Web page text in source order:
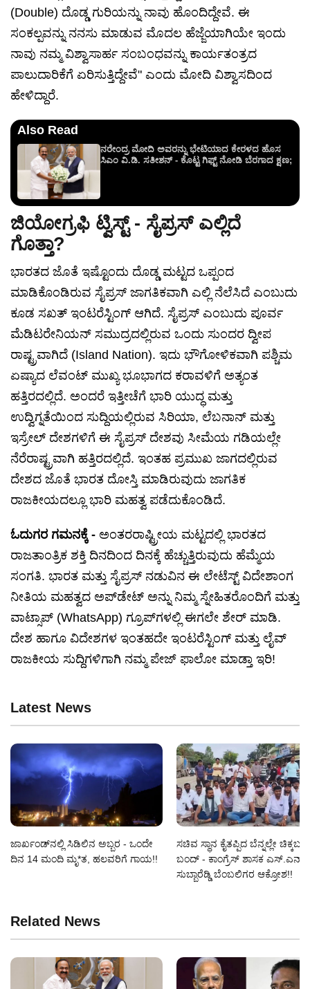
(Double) ದೊಡ್ಡ ಗುರಿಯನ್ನು ನಾವು ಹೊಂದಿದ್ದೇವೆ. ಈ
ಸಂಕಲ್ಪವನ್ನು ನನಸು ಮಾಡುವ ಮೊದಲ ಹೆಜ್ಜೆಯಾಗಿಯೇ ಇಂದು
ನಾವು ನಮ್ಮ ವಿಶ್ವಾಸಾರ್ಹ ಸಂಬಂಧವನ್ನು ಕಾರ್ಯತಂತ್ರದ
ಪಾಲುದಾರಿಕೆಗೆ ಏರಿಸುತ್ತಿದ್ದೇವೆ" ಎಂದು ಮೋದಿ ವಿಶ್ವಾಸದಿಂದ
ಹೇಳಿದ್ದಾರೆ.
Also Read
ನರೇಂದ್ರ ಮೋದಿ ಅವರನ್ನು ಭೇಟಿಯಾದ ಕೇರಳದ ಹೊಸ
ಸಿಎಂ ವಿ.ಡಿ. ಸತೀಶನ್ - ಕೊಟ್ಟ ಗಿಫ್ಟ್ ನೋಡಿ ಬೆರಗಾದ ಕ್ಷಣ;
ಜಿಯೋಗ್ರಫಿ ಟ್ವಿಸ್ಟ್ - ಸೈಪ್ರಸ್ ಎಲ್ಲಿದೆ
ಗೊತ್ತಾ?
ಭಾರತದ ಜೊತೆ ಇಷ್ಟೊಂದು ದೊಡ್ಡ ಮಟ್ಟದ ಒಪ್ಪಂದ
ಮಾಡಿಕೊಂಡಿರುವ ಸೈಪ್ರಸ್ ಜಾಗತಿಕವಾಗಿ ಎಲ್ಲಿ ನೆಲೆಸಿದೆ ಎಂಬುದು
ಕೂಡ ಸಖತ್ ಇಂಟರೆಸ್ಟಿಂಗ್ ಆಗಿದೆ. ಸೈಪ್ರಸ್ ಎಂಬುದು ಪೂರ್ವ
ಮೆಡಿಟರೇನಿಯನ್ ಸಮುದ್ರದಲ್ಲಿರುವ ಒಂದು ಸುಂದರ ದ್ವೀಪ
ರಾಷ್ಟ್ರವಾಗಿದೆ (Island Nation). ಇದು ಭೌಗೋಳಿಕವಾಗಿ ಪಶ್ಚಿಮ
ಏಷ್ಯಾದ ಲೆವಂಟ್ ಮುಖ್ಯ ಭೂಭಾಗದ ಕರಾವಳಿಗೆ ಅತ್ಯಂತ
ಹತ್ತಿರದಲ್ಲಿದೆ. ಅಂದರೆ ಇತ್ತೀಚೆಗೆ ಭಾರಿ ಯುದ್ಧ ಮತ್ತು
ಉದ್ವಿಗ್ನತೆಯಿಂದ ಸುದ್ದಿಯಲ್ಲಿರುವ ಸಿರಿಯಾ, ಲೆಬನಾನ್ ಮತ್ತು
ಇಸ್ರೇಲ್ ದೇಶಗಳಿಗೆ ಈ ಸೈಪ್ರಸ್ ದೇಶವು ಸೀಮೆಯ ಗಡಿಯಲ್ಲೇ
ನೆರೆರಾಷ್ಟ್ರವಾಗಿ ಹತ್ತಿರದಲ್ಲಿದೆ. ಇಂತಹ ಪ್ರಮುಖ ಜಾಗದಲ್ಲಿರುವ
ದೇಶದ ಜೊತೆ ಭಾರತ ದೋಸ್ತಿ ಮಾಡಿರುವುದು ಜಾಗತಿಕ
ರಾಜಕೀಯದಲ್ಲೂ ಭಾರಿ ಮಹತ್ವ ಪಡೆದುಕೊಂಡಿದೆ.
ಓದುಗರ ಗಮನಕ್ಕೆ - ಅಂತರರಾಷ್ಟ್ರೀಯ ಮಟ್ಟದಲ್ಲಿ ಭಾರತದ
ರಾಜತಾಂತ್ರಿಕ ಶಕ್ತಿ ದಿನದಿಂದ ದಿನಕ್ಕೆ ಹೆಚ್ಚುತ್ತಿರುವುದು ಹೆಮ್ಮೆಯ
ಸಂಗತಿ. ಭಾರತ ಮತ್ತು ಸೈಪ್ರಸ್ ನಡುವಿನ ಈ ಲೇಟೆಸ್ಟ್ ವಿದೇಶಾಂಗ
ನೀತಿಯ ಮಹತ್ವದ ಅಪ್‌ಡೇಟ್ ಅನ್ನು ನಿಮ್ಮ ಸ್ನೇಹಿತರೊಂದಿಗೆ ಮತ್ತು
ವಾಟ್ಸಾಪ್ (WhatsApp) ಗ್ರೂಪ್‌ಗಳಲ್ಲಿ ಈಗಲೇ ಶೇರ್ ಮಾಡಿ.
ದೇಶ ಹಾಗೂ ವಿದೇಶಗಳ ಇಂತಹದೇ ಇಂಟರೆಸ್ಟಿಂಗ್ ಮತ್ತು ಲೈವ್
ರಾಜಕೀಯ ಸುದ್ದಿಗಳಿಗಾಗಿ ನಮ್ಮ ಪೇಜ್ ಫಾಲೋ ಮಾಡ್ತಾ ಇರಿ!
Latest News
ಜಾರ್ಖಂಡ್‌ನಲ್ಲಿ ಸಿಡಿಲಿನ ಅಬ್ಬರ - ಒಂದೇ
ದಿನ 14 ಮಂದಿ ಮೃ*ತ, ಹಲವರಿಗೆ ಗಾಯ!!
ಸಚಿವ ಸ್ಥಾನ ಕೈತಪ್ಪಿದ ಬೆನ್ನಲ್ಲೇ
ಬಂದ್ - ಕಾಂಗ್ರೆಸ್ ಶಾಸಕ ಎಸ್‌.ಎನ್‌.
ಸುಬ್ಬಾರೆಡ್ಡಿ ಬೆಂಬಲಿಗರ ಆಕ್ರೋಶ!!
Related News